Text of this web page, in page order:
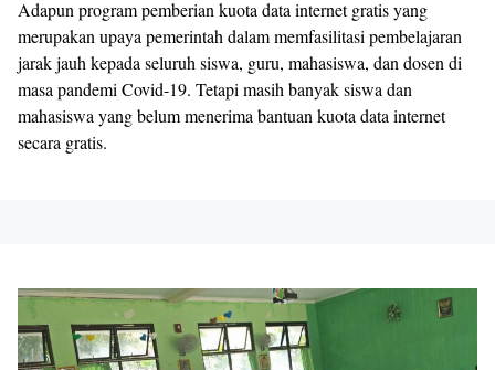
Adapun program pemberian kuota data internet gratis yang
merupakan upaya pemerintah dalam memfasilitasi pembelajaran
jarak jauh kepada seluruh siswa, guru, mahasiswa, dan dosen di
masa pandemi Covid-19. Tetapi masih banyak siswa dan
mahasiswa yang belum menerima bantuan kuota data internet
secara gratis.